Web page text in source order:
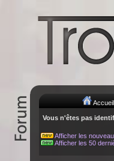
Accueil
Vous n'êtes pas
Afficher les
Afficher les 50